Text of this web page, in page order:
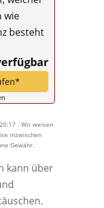
wie
besteht
. Wir weisen
inzwischen
Gewähr.
kann über